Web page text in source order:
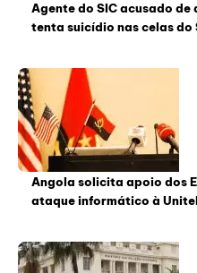
Agente do SIC acusado
tenta suicídio nas celas do
Angola solicita apoio dos
ataque informático à Unitel